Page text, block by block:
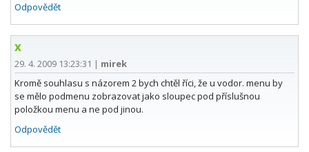
Odpovědět
x
29. 4. 2009 13:23:31 | mirek
Kromě souhlasu s názorem 2 bych chtěl říci, že u vodor. menu by
se mělo podmenu zobrazovat jako sloupec pod příslušnou
položkou menu a ne pod jinou.
Odpovědět